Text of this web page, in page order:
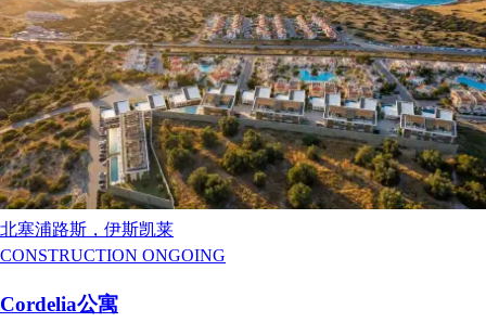
北塞浦路斯，伊斯凯莱
CONSTRUCTION ONGOING
Cordelia公寓